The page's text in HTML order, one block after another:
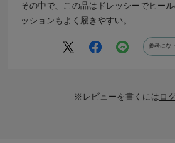
その中で、この品はドレッシーでヒー
ッションもよく履きやすい。
参考にな
※レビューを書くには ロ